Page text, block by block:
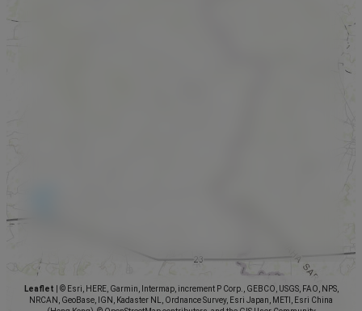
Leaflet
© Esri, HERE, Garmin, Intermap, increment P Corp., GEBCO, USGS, FAO, NPS,
NRCAN, GeoBase, IGN, Kadaster NL, Ordnance Survey, Esri Japan, METI, Esri China